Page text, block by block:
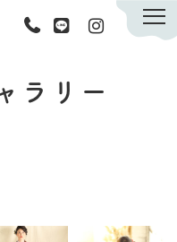
ラリー